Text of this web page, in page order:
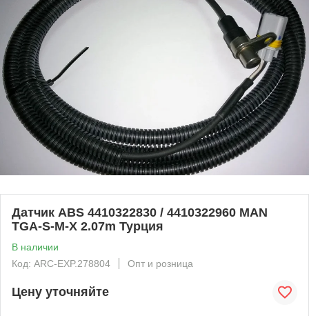
Датчик ABS 4410322830 / 4410322960 MAN
TGA-S-M-X 2.07m Турция
В наличии
Код: ARC-EXP.278804
Опт и розница
Цену уточняйте